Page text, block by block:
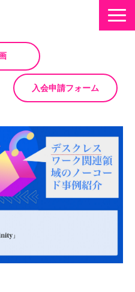
入会申請フォーム
ョン
NEWS
ミット
ト一覧
を動画で紹介